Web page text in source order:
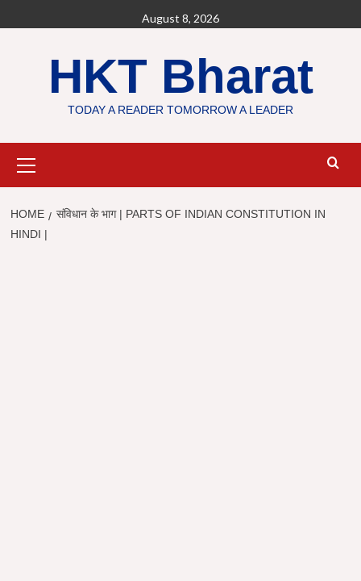
to
August 8, 2026
HKT Bharat
TODAY A READER TOMORROW A LEADER
Menu
HOME
संविधान के भाग | PARTS OF INDIAN CONSTITUTION IN
HINDI |